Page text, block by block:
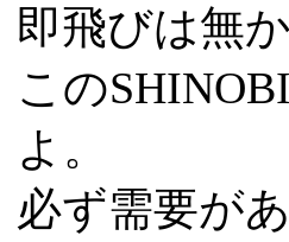
即飛びは無
この
よ。
必ず需要が